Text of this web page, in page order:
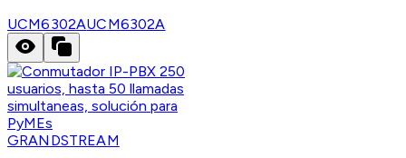
UCM6302AUCM6302A
GRANDSTREAM